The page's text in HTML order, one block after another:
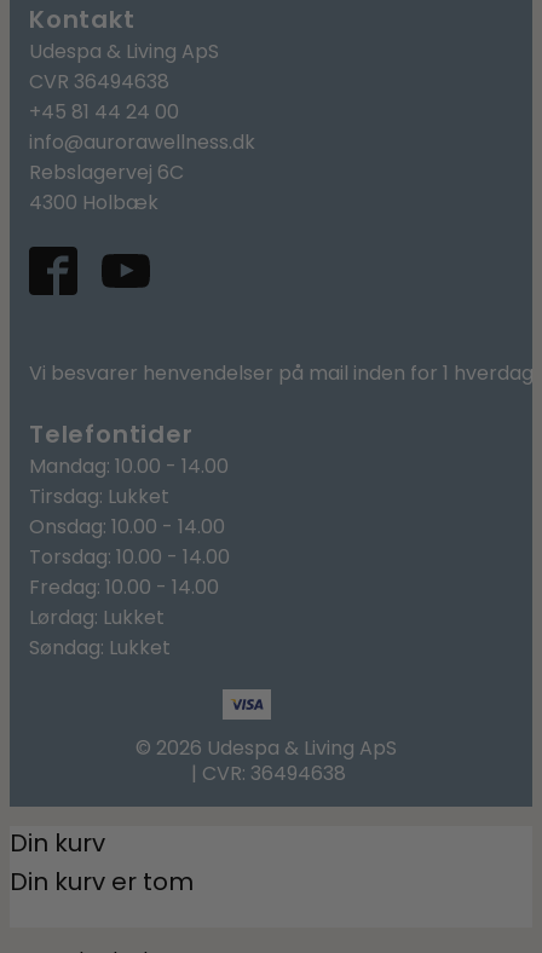
Kontakt
Udespa & Living ApS
CVR 36494638
+45 81 44 24 00
info@aurorawellness.dk
Rebslagervej 6C
4300 Holbæk
Vi besvarer henvendelser på mail inden for 1 hverdag.
Telefontider
Mandag: 10.00 - 14.00
Tirsdag: Lukket
Onsdag: 10.00 - 14.00
Torsdag: 10.00 - 14.00
Fredag: 10.00 - 14.00
Lørdag: Lukket
Søndag: Lukket
© 2026 Udespa & Living ApS
| CVR: 36494638
Din kurv
Din kurv er tom